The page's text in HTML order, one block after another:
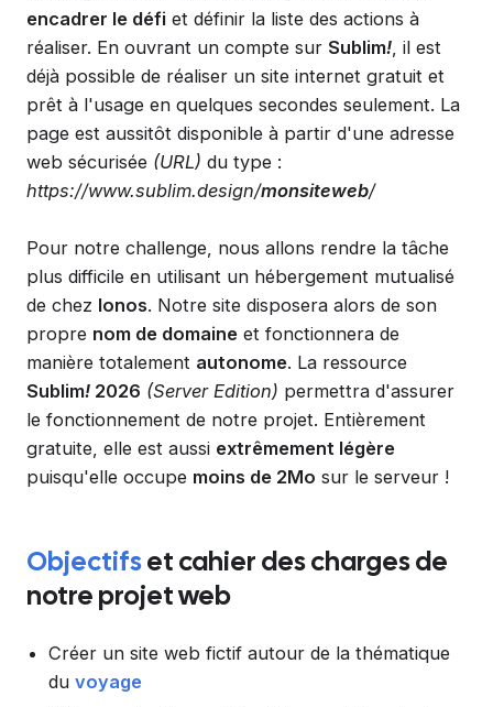
encadrer le défi et définir la liste des actions à
réaliser. En ouvrant un compte sur Sublim!, il est
déjà possible de réaliser un site internet gratuit et
prêt à l'usage en quelques secondes seulement. La
page est aussitôt disponible à partir d'une adresse
web sécurisée (URL) du type :
https://www.sublim.design/monsiteweb/
Pour notre challenge, nous allons rendre la tâche
plus difficile en utilisant un hébergement mutualisé
de chez Ionos. Notre site disposera alors de son
propre nom de domaine et fonctionnera de
manière totalement autonome. La ressource
Sublim! 2026 (Server Edition) permettra d'assurer
le fonctionnement de notre projet. Entièrement
gratuite, elle est aussi extrêmement légère
puisqu'elle occupe moins de 2Mo sur le serveur !
Objectifset cahier des charges de
notre projet web
Créer un site web fictif autour de la thématique
du voyage